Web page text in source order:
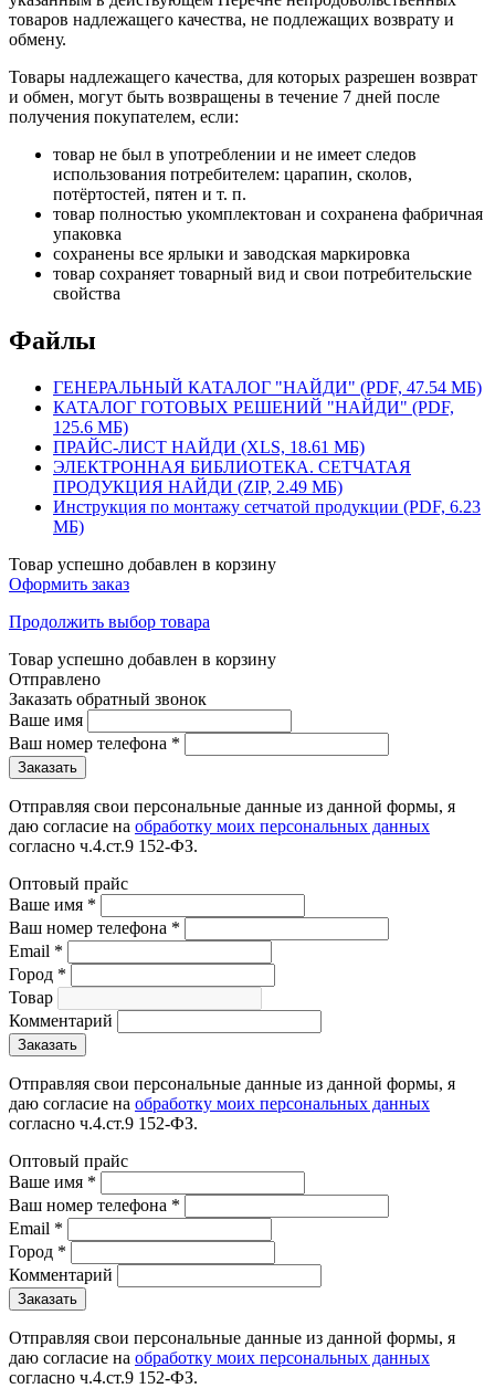
товаров надлежащего качества, не подлежащих возврату и
обмену.
Товары надлежащего качества, для которых разрешен возврат
и обмен, могут быть возвращены в течение 7 дней после
получения покупателем, если:
товар не был в употреблении и не имеет следов
использования потребителем: царапин, сколов,
потёртостей, пятен и т. п.
товар полностью укомплектован и сохранена фабричная
упаковка
сохранены все ярлыки и заводская маркировка
товар сохраняет товарный вид и свои потребительские
свойства
Файлы
ГЕНЕРАЛЬНЫЙ КАТАЛОГ "НАЙДИ" (PDF, 47.54 МБ)
КАТАЛОГ ГОТОВЫХ РЕШЕНИЙ "НАЙДИ" (PDF,
125.6 МБ)
ПРАЙС-ЛИСТ НАЙДИ (XLS, 18.61 МБ)
ЭЛЕКТРОННАЯ БИБЛИОТЕКА. СЕТЧАТАЯ
ПРОДУКЦИЯ НАЙДИ (ZIP, 2.49 МБ)
Инструкция по монтажу сетчатой продукции (PDF, 6.23
МБ)
Товар успешно добавлен в корзину
Оформить заказ
Продолжить выбор товара
Товар успешно добавлен в корзину
Отправлено
Заказать обратный звонок
Ваше имя
Ваш номер телефона *
Отправляя свои персональные данные из данной формы, я
даю согласие на обработку моих персональных данных
согласно ч.4.ст.9 152-ФЗ.
Оптовый прайс
Ваше имя *
Ваш номер телефона *
Email *
Город *
Товар
Комментарий
Отправляя свои персональные данные из данной формы, я
даю согласие на обработку моих персональных данных
согласно ч.4.ст.9 152-ФЗ.
Оптовый прайс
Ваше имя *
Ваш номер телефона *
Email *
Город *
Комментарий
Отправляя свои персональные данные из данной формы, я
даю согласие на обработку моих персональных данных
согласно ч.4.ст.9 152-ФЗ.